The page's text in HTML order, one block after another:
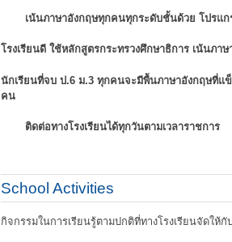
เน้นภาษาอังกฤษทุกคนทุกระดับชั้นด้วย โปรแ
โรงเรียนดี ใช้หลักสูตรกระทรวงศึกษาธิการ เน้นภาษ
นักเรียนที่จบ ป.6 ม.3 ทุกคนจะมีพื้นภาษาอังกฤษที่แข็
คน
ติดต่อทางโรงเรียนได้ทุกวันตามเวลาราชการ
School Activities
กิจกรรมในการเรียนรู้ตามปกติที่ทางโรงเรียนจัดให้กั